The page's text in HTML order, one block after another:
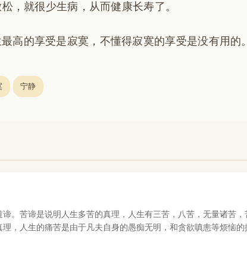
，就很少生病，从而健康长寿了。
高的享受是寂寞，不懂得寂寞的享受是没有用的。
宁静
。苦谛是说明人生多苦的真理，人生有三苦，八苦，无量诸苦
，人生的痛苦是由于凡夫自身的愚痴无明，和贪欲嗔恚等烦恼的